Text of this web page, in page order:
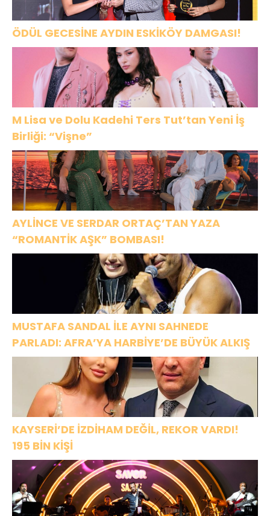
ÖDÜL GECESİNE AYDIN ESKİKÖY DAMGASI!
M Lisa ve Dolu Kadehi Ters Tut’tan Yeni İş
Birliği: “Vişne”
AYLİNCE VE SERDAR ORTAÇ’TAN YAZA
“ROMANTİK AŞK” BOMBASI!
MUSTAFA SANDAL İLE AYNI SAHNEDE
PARLADI: AFRA’YA HARBİYE’DE BÜYÜK ALKIŞ
KAYSERİ’DE İZDİHAM DEĞİL, REKOR VARDI!
195 BİN KİŞİ